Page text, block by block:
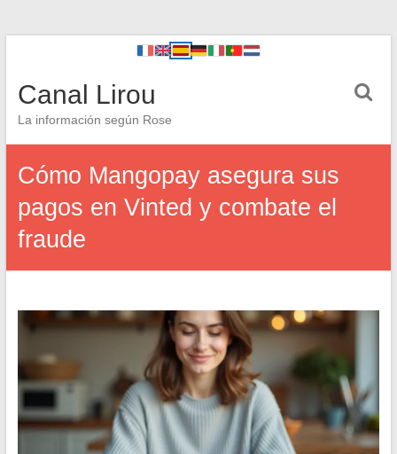
Canal Lirou
La información según Rose
Cómo Mangopay asegura sus
pagos en Vinted y combate el
fraude